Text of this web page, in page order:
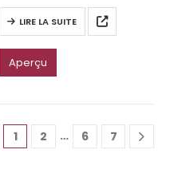
LIRE LA SUITE
Aperçu
1 2 … 6 7